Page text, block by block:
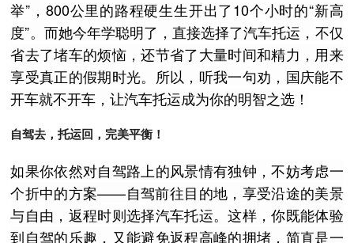
举”，800公里的路程硬生生开出了10个小时的“新高
度”。而她今年学聪明了，直接选择了汽车托运，不仅
省去了堵车的烦恼，还节省了大量时间和精力，用来
享受真正的假期时光。所以，听我一句劝，国庆能不
开车就不开车，让汽车托运成为你的明智之选！
自驾去，托运回，完美平衡！
如果你依然对自驾路上的风景情有独钟，不妨考虑一
个折中的方案——自驾前往目的地，享受沿途的美景
与自由，返程时则选择汽车托运。这样，你既能体验
到自驾的乐趣，又能避免返程高峰的拥堵，简直是一